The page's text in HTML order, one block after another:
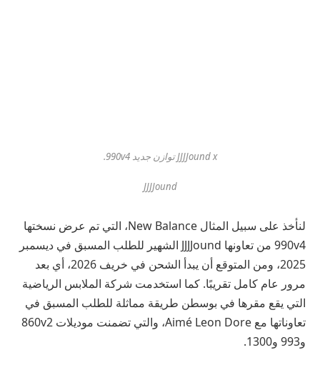
JJJJound x توازن جديد 990v4.
JJJJound
لنأخذ على سبيل المثال New Balance، التي تم عرض نسختها
990v4 من تعاونها JJJJound الشهير للطلب المسبق في ديسمبر
2025، ومن المتوقع أن يبدأ الشحن في خريف 2026، أي بعد
مرور عام كامل تقريبًا. كما استخدمت شركة الملابس الرياضية
التي يقع مقرها في بوسطن طريقة مماثلة للطلب المسبق في
تعاوناتها مع Aimé Leon Dore، والتي تضمنت موديلات 860v2
و993 و1300.